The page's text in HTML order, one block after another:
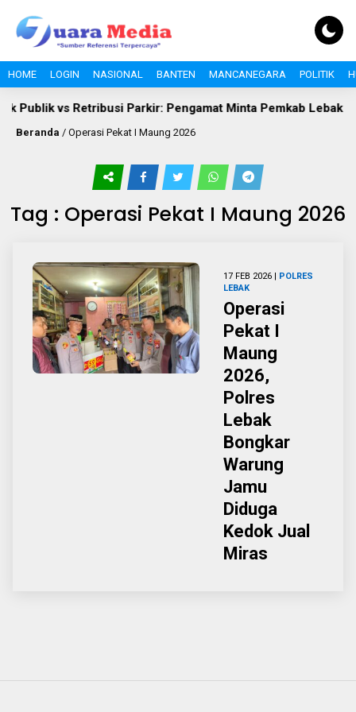
HOME LOGIN NASIONAL BANTEN MANCANEGARA POLITIK
Publik vs Retribusi Parkir: Pengamat Minta Pemkab Lebak
Beranda / Operasi Pekat I Maung 2026
Tag : Operasi Pekat I Maung 2026
17 FEB 2026 | POLRES
LEBAK
Operasi
Pekat I
Maung
2026,
Polres
Lebak
Bongkar
Warung
Jamu
Diduga
Kedok Jual
Miras